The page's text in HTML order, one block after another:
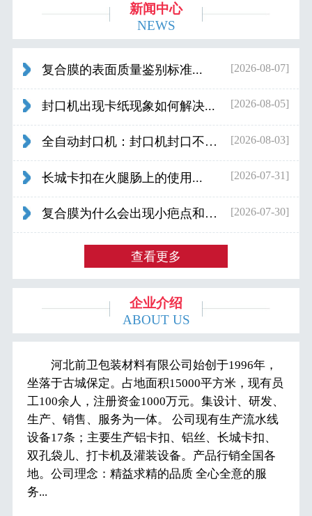
新闻中心
NEWS
复合膜的表面质量鉴别标准... [2026-08-07]
封口机出现卡纸现象如何解决... [2026-08-05]
全自动封口机：封口机封口不好应检查什... [2026-08-03]
长城卡扣在火腿肠上的使用... [2026-07-31]
复合膜为什么会出现小疤点和波浪纹... [2026-07-30]
查看更多
企业介绍
ABOUT US
河北前卫包装材料有限公司始创于1996年，
坐落于古城保定。占地面积15000平方米，现有员
工100余人，注册资金1000万元。集设计、研发、
生产、销售、服务为一体。 公司现有生产流水线
设备17条；主要生产铝卡扣、铝丝、长城卡扣、
双孔袋儿、打卡机及灌装设备。产品行销全国各
地。公司理念：精益求精的品质 全心全意的服
务...